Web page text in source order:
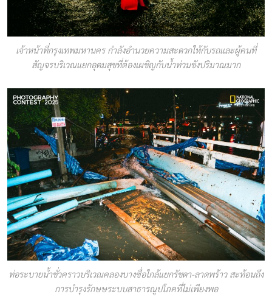
เจ้าหน้าที่กรุงเทพมหานคร กำลังอำนวยความสะดวกให้กับรถและผู้คนที่
สัญจรบริเวณแยกอุดมสุขที่ต้องเผชิญกับน้ำท่วมขังปริมาณมาก
ท่อระบายน้ำชั่วคราวบริเวณคลองบางซื่อใกล้แยกรัชดา-ลาดพร้าว สะท้อนถึง
การบำรุงรักษษระบบสาธารณูปโภคที่ไม่เพียงพอ